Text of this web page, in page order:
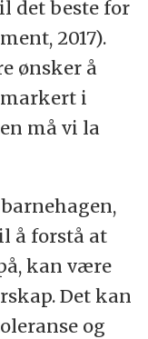
det beste for
2017).
ønsker å
i
må vi la
å forstå at
kan være
Det kan
og